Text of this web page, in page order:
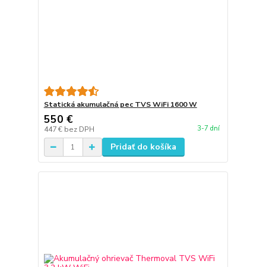
Statická akumulačná pec TVS WiFi 1600 W
550 €
447 € bez DPH 3-7 dní
Pridať do košíka